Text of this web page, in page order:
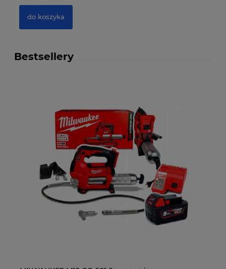
do koszyka
Bestsellery